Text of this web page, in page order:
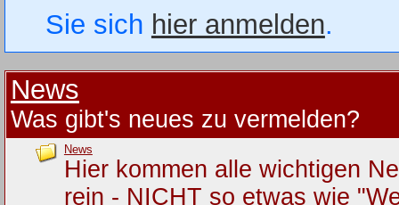
Sie sich hier anmelden.
News
Was gibt's neues zu vermelden?
News
Hier kommen alle wichtigen
rein - NICHT so etwas wie